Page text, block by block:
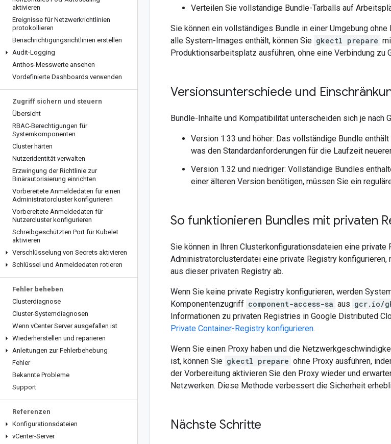
aktivieren
Ereignisse für Netzwerkrichtlinien
protokollieren
Benachrichtigungsrichtlinien erstellen
Audit-Logging
Anthos-Messwerte ansehen
Vordefinierte Dashboards verwenden
Zugriff sichern und steuern
Übersicht
RBAC-Berechtigungen für
Systemkomponenten
Cluster härten
Nutzeridentität verwalten
Erzwingung der Richtlinie zur
Binärautorisierung einrichten
Vorbereitete Anmeldedaten für einen
Administratorcluster konfigurieren
Vorbereitete Anmeldedaten für
Nutzercluster konfigurieren
Schreibgeschützten Port für Kubelet
aktivieren
Verschlüsselung von Secrets aktivieren
Schlüssel und Anmeldedaten rotieren
Fehler beheben
Clusterdiagnose
Cluster-Systemdiagnosen
Wenn vCenter Server ausgefallen ist
Wiederherstellen und reparieren
Anleitungen zur Fehlerbehebung
Fehler
Bekannte Probleme
Support
Referenzen
Konfigurationsdateien
vCenter-Server
Verteilen Sie vollständige Bundle-Tarballs auf
Sie können ein vollständiges Bundle in einer Umgebung
alle System-Images enthält, können Sie gkectl prepare
Produktionsarbeitsplatz ausführen, ohne eine Verbindung zu
Versionsunterschiede und
Bundle-Inhalte und Kompatibilität unterscheiden sich je nach
Version 1.33 und höher: Das vollständige Bundle
was den Standardanforderungen für die Laufzeit
Version 1.32 und niedriger: Vollständige Bundles
einer älteren Version benötigen, müssen Sie ein
So funktionieren Bundles mit privaten
Sie können in Ihren Clusterkonfigurationsdateien eine private
Administratorclusterdatei eine private Registry
aus dieser privaten Registry ab.
Wenn Sie keine private Registry konfigurieren, werden
Komponentenzugriff component-access-sa aus gcr.io/
Informationen zu privaten Registries in Google Distributed
Private Container-Registry konfigurieren.
Wenn Sie einen Proxy haben und die
ist, können Sie gkectl prepare ohne Proxy ausführen,
der Vorbereitung aktivieren Sie den Proxy wieder und
Netzwerken. Diese Methode verbessert die Sicherheit
Nächste Schritte